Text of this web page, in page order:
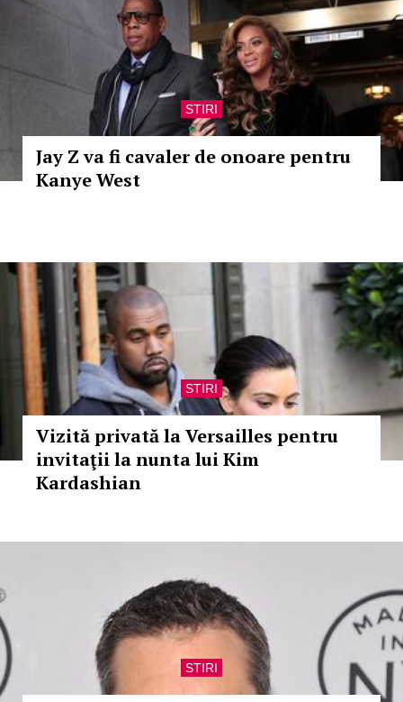
STIRI
Jay Z va fi cavaler de onoare pentru
Kanye West
STIRI
Vizită privată la Versailles pentru
invitaţii la nunta lui Kim
Kardashian
STIRI